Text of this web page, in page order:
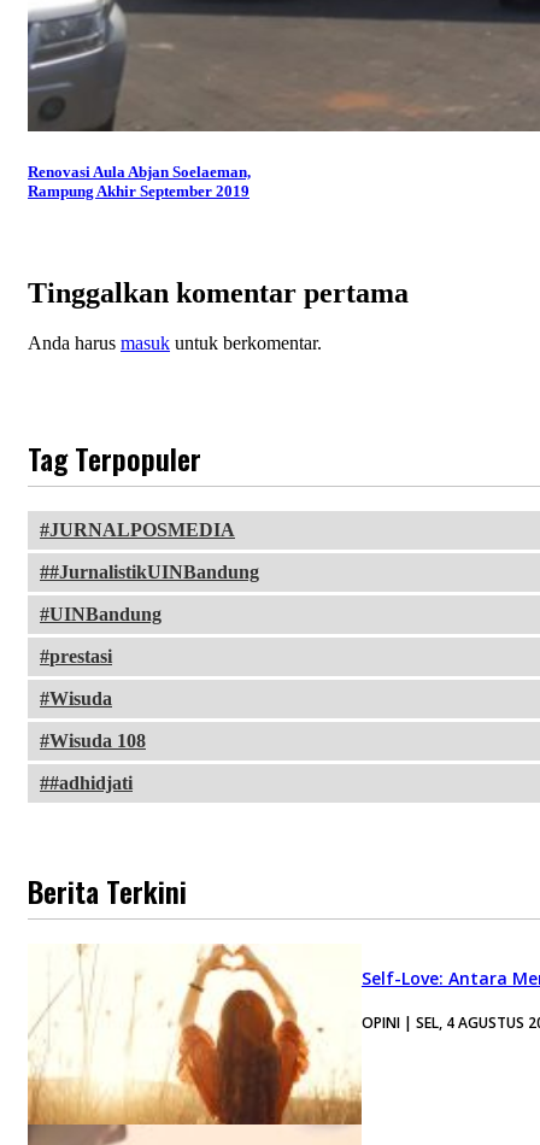
Renovasi Aula Abjan Soelaeman,
Rampung Akhir September 2019
Tinggalkan komentar pertama
Anda harus masuk untuk berkomentar.
Tag Terpopuler
JURNALPOSMEDIA
#JurnalistikUINBandung
UINBandung
prestasi
Wisuda
Wisuda 108
#adhidjati
Berita Terkini
Self-Love: Antara
OPINI | SEL, 4 AGUSTUS